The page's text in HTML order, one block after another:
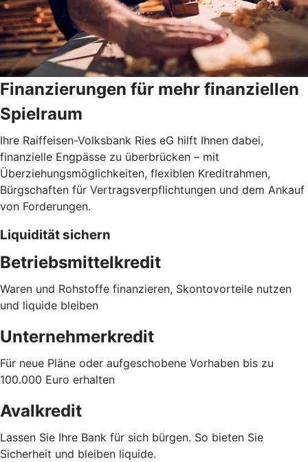
Finanzierungen für mehr finanziellen
Spielraum
Ihre Raiffeisen-Volksbank Ries eG hilft Ihnen dabei,
finanzielle Engpässe zu überbrücken – mit
Überziehungsmöglichkeiten, flexiblen Kreditrahmen,
Bürgschaften für Vertragsverpflichtungen und dem Ankauf
von Forderungen.
Liquidität sichern
Betriebsmittelkredit
Waren und Rohstoffe finanzieren, Skontovorteile nutzen
und liquide bleiben
Unternehmerkredit
Für neue Pläne oder aufgeschobene Vorhaben bis zu
100.000 Euro erhalten
Avalkredit
Lassen Sie Ihre Bank für sich bürgen. So bieten Sie
Sicherheit und bleiben liquide.